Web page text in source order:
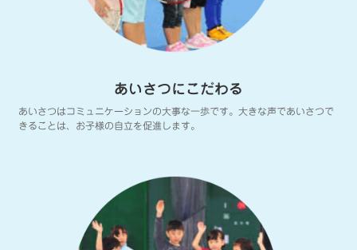
あいさつにこだわる
あいさつはコミュニケーションの大事な一歩です。大きな声であいさつで
きることは、お子様の自立を促進します。